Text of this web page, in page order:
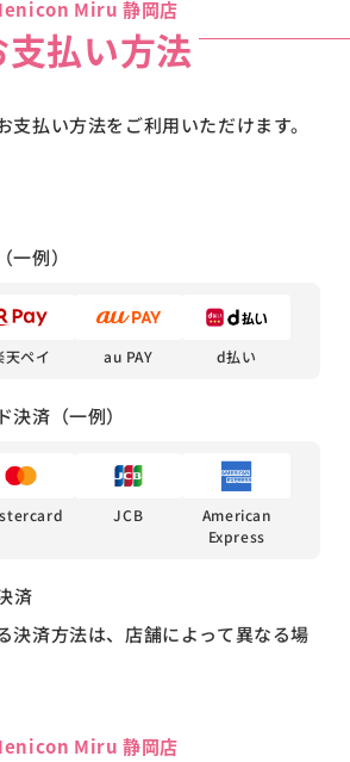
Miru 静岡店
支払い方法
支払い方法をご利用いただけます。
一例）
天ペイ au PAY d払い
決済（一例）
JCB
American
Express
済
決済方法は、店舗によって異なる場
Miru 静岡店